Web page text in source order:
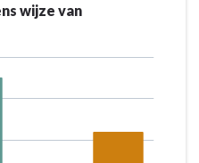
wijze van